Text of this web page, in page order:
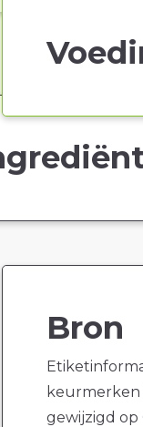
Bron
keurmerken
gewijzigd op